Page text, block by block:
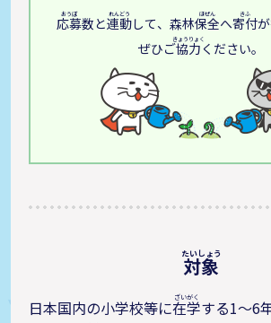
応募数と連動して、森林保全へ寄付
ぜひご協力ください。
対象
日本国内の小学校等に在学する1～6